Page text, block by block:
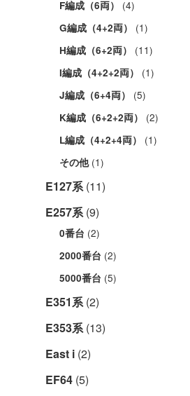
F編成（6両） (4)
G編成（4+2両） (1)
H編成（6+2両） (11)
I編成（4+2+2両） (1)
J編成（6+4両） (5)
K編成（6+2+2両） (2)
L編成（4+2+4両） (1)
その他(1)
E127系 (11)
E257系 (9)
0番台 (2)
2000番台 (2)
5000番台 (5)
E351系 (2)
E353系 (13)
East i (2)
EF64 (5)